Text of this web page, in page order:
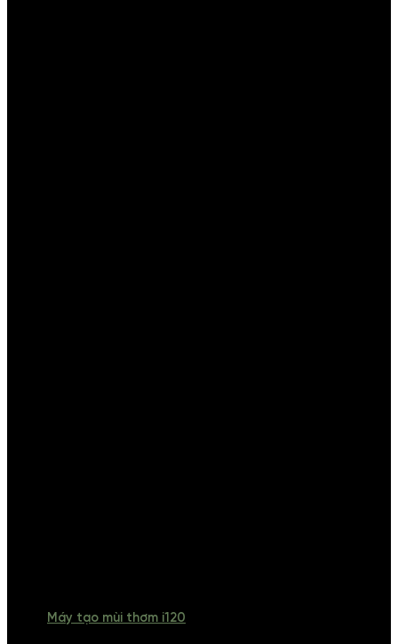
Máy tạo mùi thơm i120